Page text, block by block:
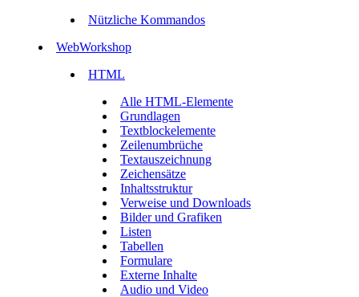
Nützliche Kommandos
WebWorkshop
HTML
Alle HTML-Elemente
Grundlagen
Textblockelemente
Zeilenumbrüche
Textauszeichnung
Zeichensätze
Inhaltsstruktur
Verweise und Downloads
Bilder und Grafiken
Listen
Tabellen
Formulare
Externe Inhalte
Audio und Video